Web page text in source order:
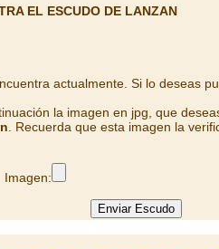
EL ESCUDO DE LANZAN
actualmente. Si lo deseas
la imagen en jpg, que
. Recuerda que esta imagen la
Imagen: